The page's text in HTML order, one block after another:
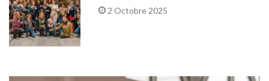
2 Octobre 2025